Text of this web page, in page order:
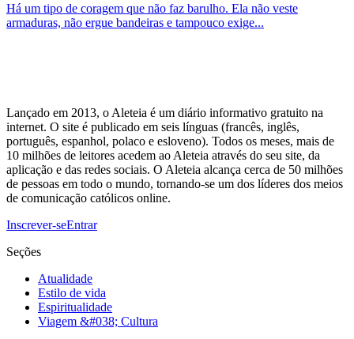
Há um tipo de coragem que não faz barulho. Ela não veste
armaduras, não ergue bandeiras e tampouco exige...
Lançado em 2013, o Aleteia é um diário informativo gratuito na
internet. O site é publicado em seis línguas (francês, inglês,
português, espanhol, polaco e esloveno). Todos os meses, mais de
10 milhões de leitores acedem ao Aleteia através do seu site, da
aplicação e das redes sociais. O Aleteia alcança cerca de 50 milhões
de pessoas em todo o mundo, tornando-se um dos líderes dos meios
de comunicação católicos online.
Inscrever-seEntrar
Seções
Atualidade
Estilo de vida
Espiritualidade
Viagem &#038; Cultura